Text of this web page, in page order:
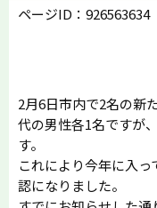
ページID：926563634
2月6日市内で2名の新
代の男性各1名ですが
す。
これにより今年に入
認になりました。